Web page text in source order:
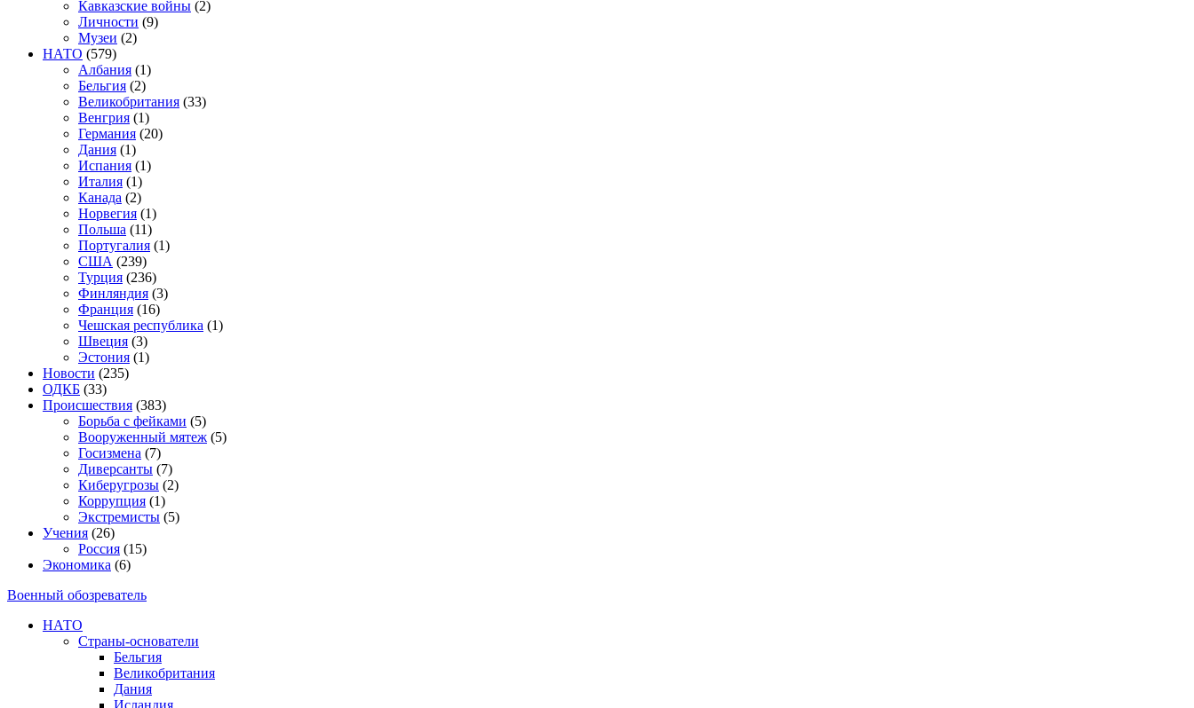
Кавказские войны (2)
Личности (9)
Музеи (2)
НАТО (579)
Албания (1)
Бельгия (2)
Великобритания (33)
Венгрия (1)
Германия (20)
Дания (1)
Испания (1)
Италия (1)
Канада (2)
Норвегия (1)
Польша (11)
Португалия (1)
США (239)
Турция (236)
Финляндия (3)
Франция (16)
Чешская республика (1)
Швеция (3)
Эстония (1)
Новости (235)
ОДКБ (33)
Происшествия (383)
Борьба с фейками (5)
Вооруженный мятеж (5)
Госизмена (7)
Диверсанты (7)
Киберугрозы (2)
Коррупция (1)
Экстремисты (5)
Учения (26)
Россия (15)
Экономика (6)
Военный обозреватель
НАТО
Страны-основатели
Бельгия
Великобритания
Дания